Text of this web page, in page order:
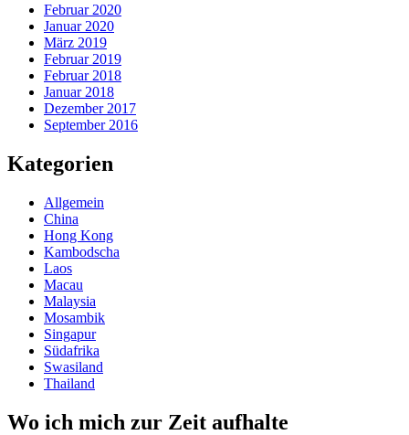
Februar 2020
Januar 2020
März 2019
Februar 2019
Februar 2018
Januar 2018
Dezember 2017
September 2016
Kategorien
Allgemein
China
Hong Kong
Kambodscha
Laos
Macau
Malaysia
Mosambik
Singapur
Südafrika
Swasiland
Thailand
Wo ich mich zur Zeit aufhalte